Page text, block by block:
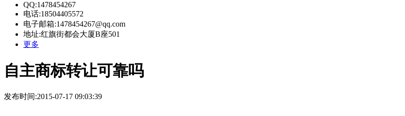
QQ:1478454267
电话:18504405572
电子邮箱:1478454267@qq.com
地址:红旗街都会大厦B座501
更多
自主商标转让可靠吗
发布时间:2015-07-17 09:03:39